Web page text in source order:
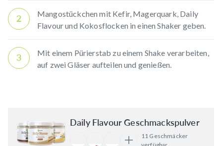
2 Mangostückchen mit Kefir, Magerquark, Daily
Flavourund Kokosflocken in einen Shaker geben.
3
Mit einem Pürierstab zu einem Shake verarbeiten,
auf zwei Gläser aufteilen und genießen.
Daily Flavour Geschmackspulver
11 Geschmäcker